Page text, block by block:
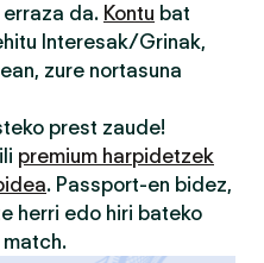
da. Kontu bat
Interesak/Grinak,
zure nortasuna
prest zaude!
premium harpidetzek
. Passport-en bidez,
herri edo hiri bateko